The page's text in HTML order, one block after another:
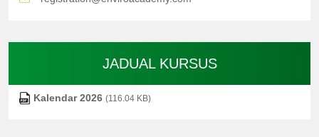
JADUAL KURSUS
Kalendar 2026 (116.04 KB)